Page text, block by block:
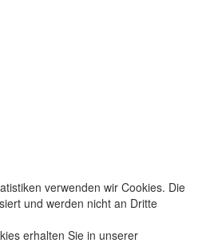
verwenden wir Cookies. Die
und werden nicht an Dritte
erhalten Sie in unserer